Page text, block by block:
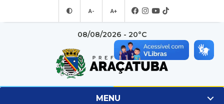
A- A+
08/08/2026 - 20°C
MENU